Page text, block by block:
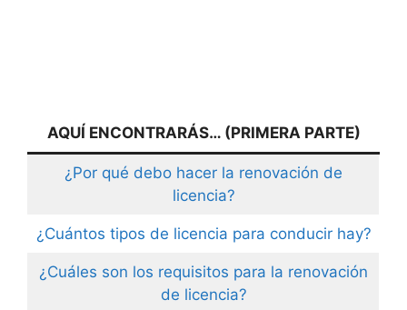
AQUÍ ENCONTRARÁS… (PRIMERA PARTE)
¿Por qué debo hacer la renovación de
licencia?
¿Cuántos tipos de licencia para conducir hay?
¿Cuáles son los requisitos para la renovación
de licencia?